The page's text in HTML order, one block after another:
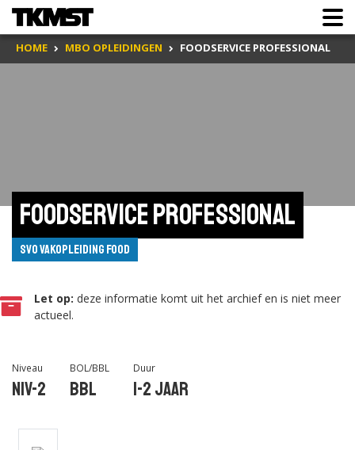
HOME MBO OPLEIDINGEN FOODSERVICE PROFESSIONAL
Foodservice professional
SVO vakopleiding food
Let op: deze informatie komt uit het archief en is niet meer
actueel.
Niveau
Niv-2
BOL/BBL
BBL
Duur
1-2 jaar